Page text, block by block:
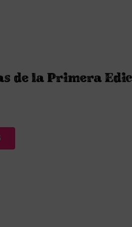
de la Primera